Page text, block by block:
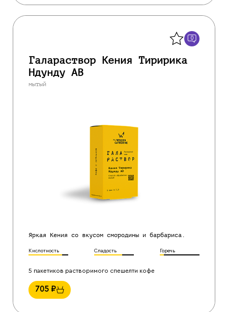
0
Галараствор Кения Тиририка
Ндунду АВ
мытый
Яркая Кения со вкусом смородины и барбариса.
Кислотность Сладость Горечь
5 пакетиков растворимого спешелти кофе
705 ₽